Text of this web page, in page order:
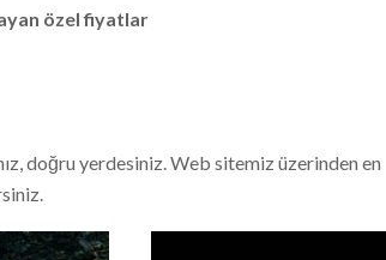
özel fiyatlar
doğru yerdesiniz. Web sitemiz üzerinden en